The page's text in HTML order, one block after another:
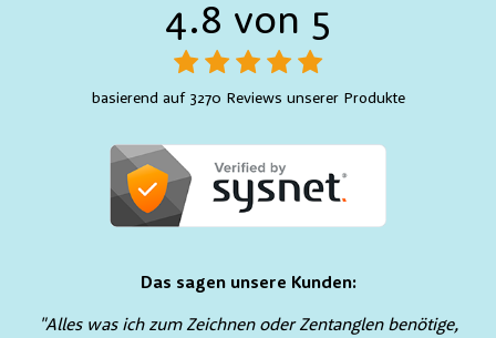
4.8 von 5
basierend auf 3270 Reviews unserer Produkte
Das sagen unsere Kunden:
"Alles was ich zum Zeichnen oder Zentanglen benötige,